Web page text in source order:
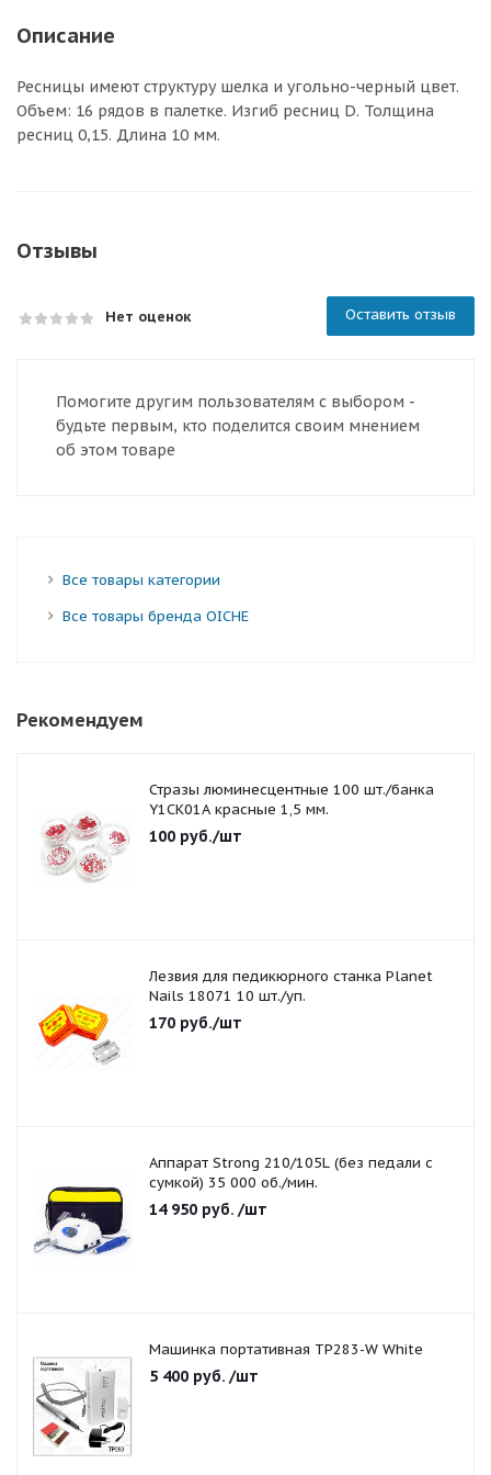
Описание
Ресницы имеют структуру шелка и угольно-черный цвет.
Объем: 16 рядов в палетке. Изгиб ресниц D. Толщина
ресниц 0,15. Длина 10 мм.
Отзывы
Нет оценок Оставить отзыв
Помогите другим пользователям с выбором -
будьте первым, кто поделится своим мнением
об этом товаре
Все товары категории
Все товары бренда OICHE
Рекомендуем
Стразы люминесцентные 100 шт./банка
Y1CK01A красные 1,5 мм.
100 руб./шт
Лезвия для педикюрного станка Planet
Nails 18071 10 шт./уп.
170 руб./шт
Аппарат Strong 210/105L (без педали с
сумкой) 35 000 об./мин.
14 950 руб. /шт
Машинка портативная TP283-W White
5 400 руб. /шт